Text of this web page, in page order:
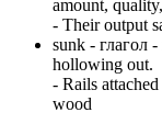
amount,
- Their output
sunk - глагол -
hollowing out.
- Rails
wood